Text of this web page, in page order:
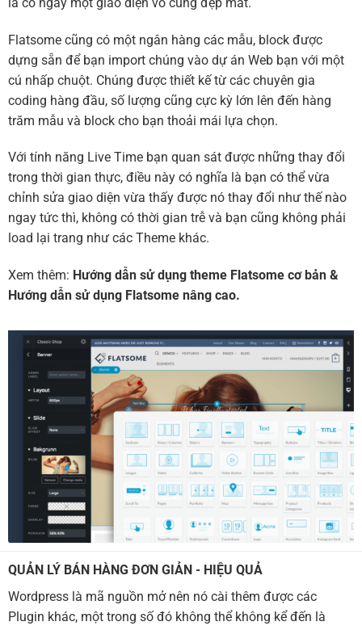
Flatsome cũng có một ngân hàng các mẫu, block được
dựng sẵn để bạn import chúng vào dự án Web bạn với một
cú nhấp chuột. Chúng được thiết kế từ các chuyên gia
coding hàng đầu, số lượng cũng cực kỳ lớn lên đến hàng
trăm mẫu và block cho bạn thoải mái lựa chọn.
Với tính năng Live Time bạn quan sát được những thay đổi
trong thời gian thực, điều này có nghĩa là bạn có thể vừa
chỉnh sửa giao diện vừa thấy được nó thay đổi như thế nào
ngay tức thì, không có thời gian trễ và bạn cũng không phải
load lại trang như các Theme khác.
Xem thêm: Hướng dẫn sử dụng theme Flatsome cơ bản &
Hướng dẫn sử dụng Flatsome nâng cao.
QUẢN LÝ BÁN HÀNG ĐƠN GIẢN - HIỆU QUẢ
Wordpress là mã nguồn mở nên nó cài thêm được các
Plugin khác, một trong số đó không thể không kể đến là